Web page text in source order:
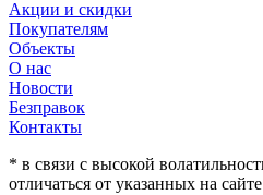
Акции и скидки
Покупателям
Объекты
О нас
Новости
Безправок
Контакты
* в связи с высокой
отличаться от указанных на